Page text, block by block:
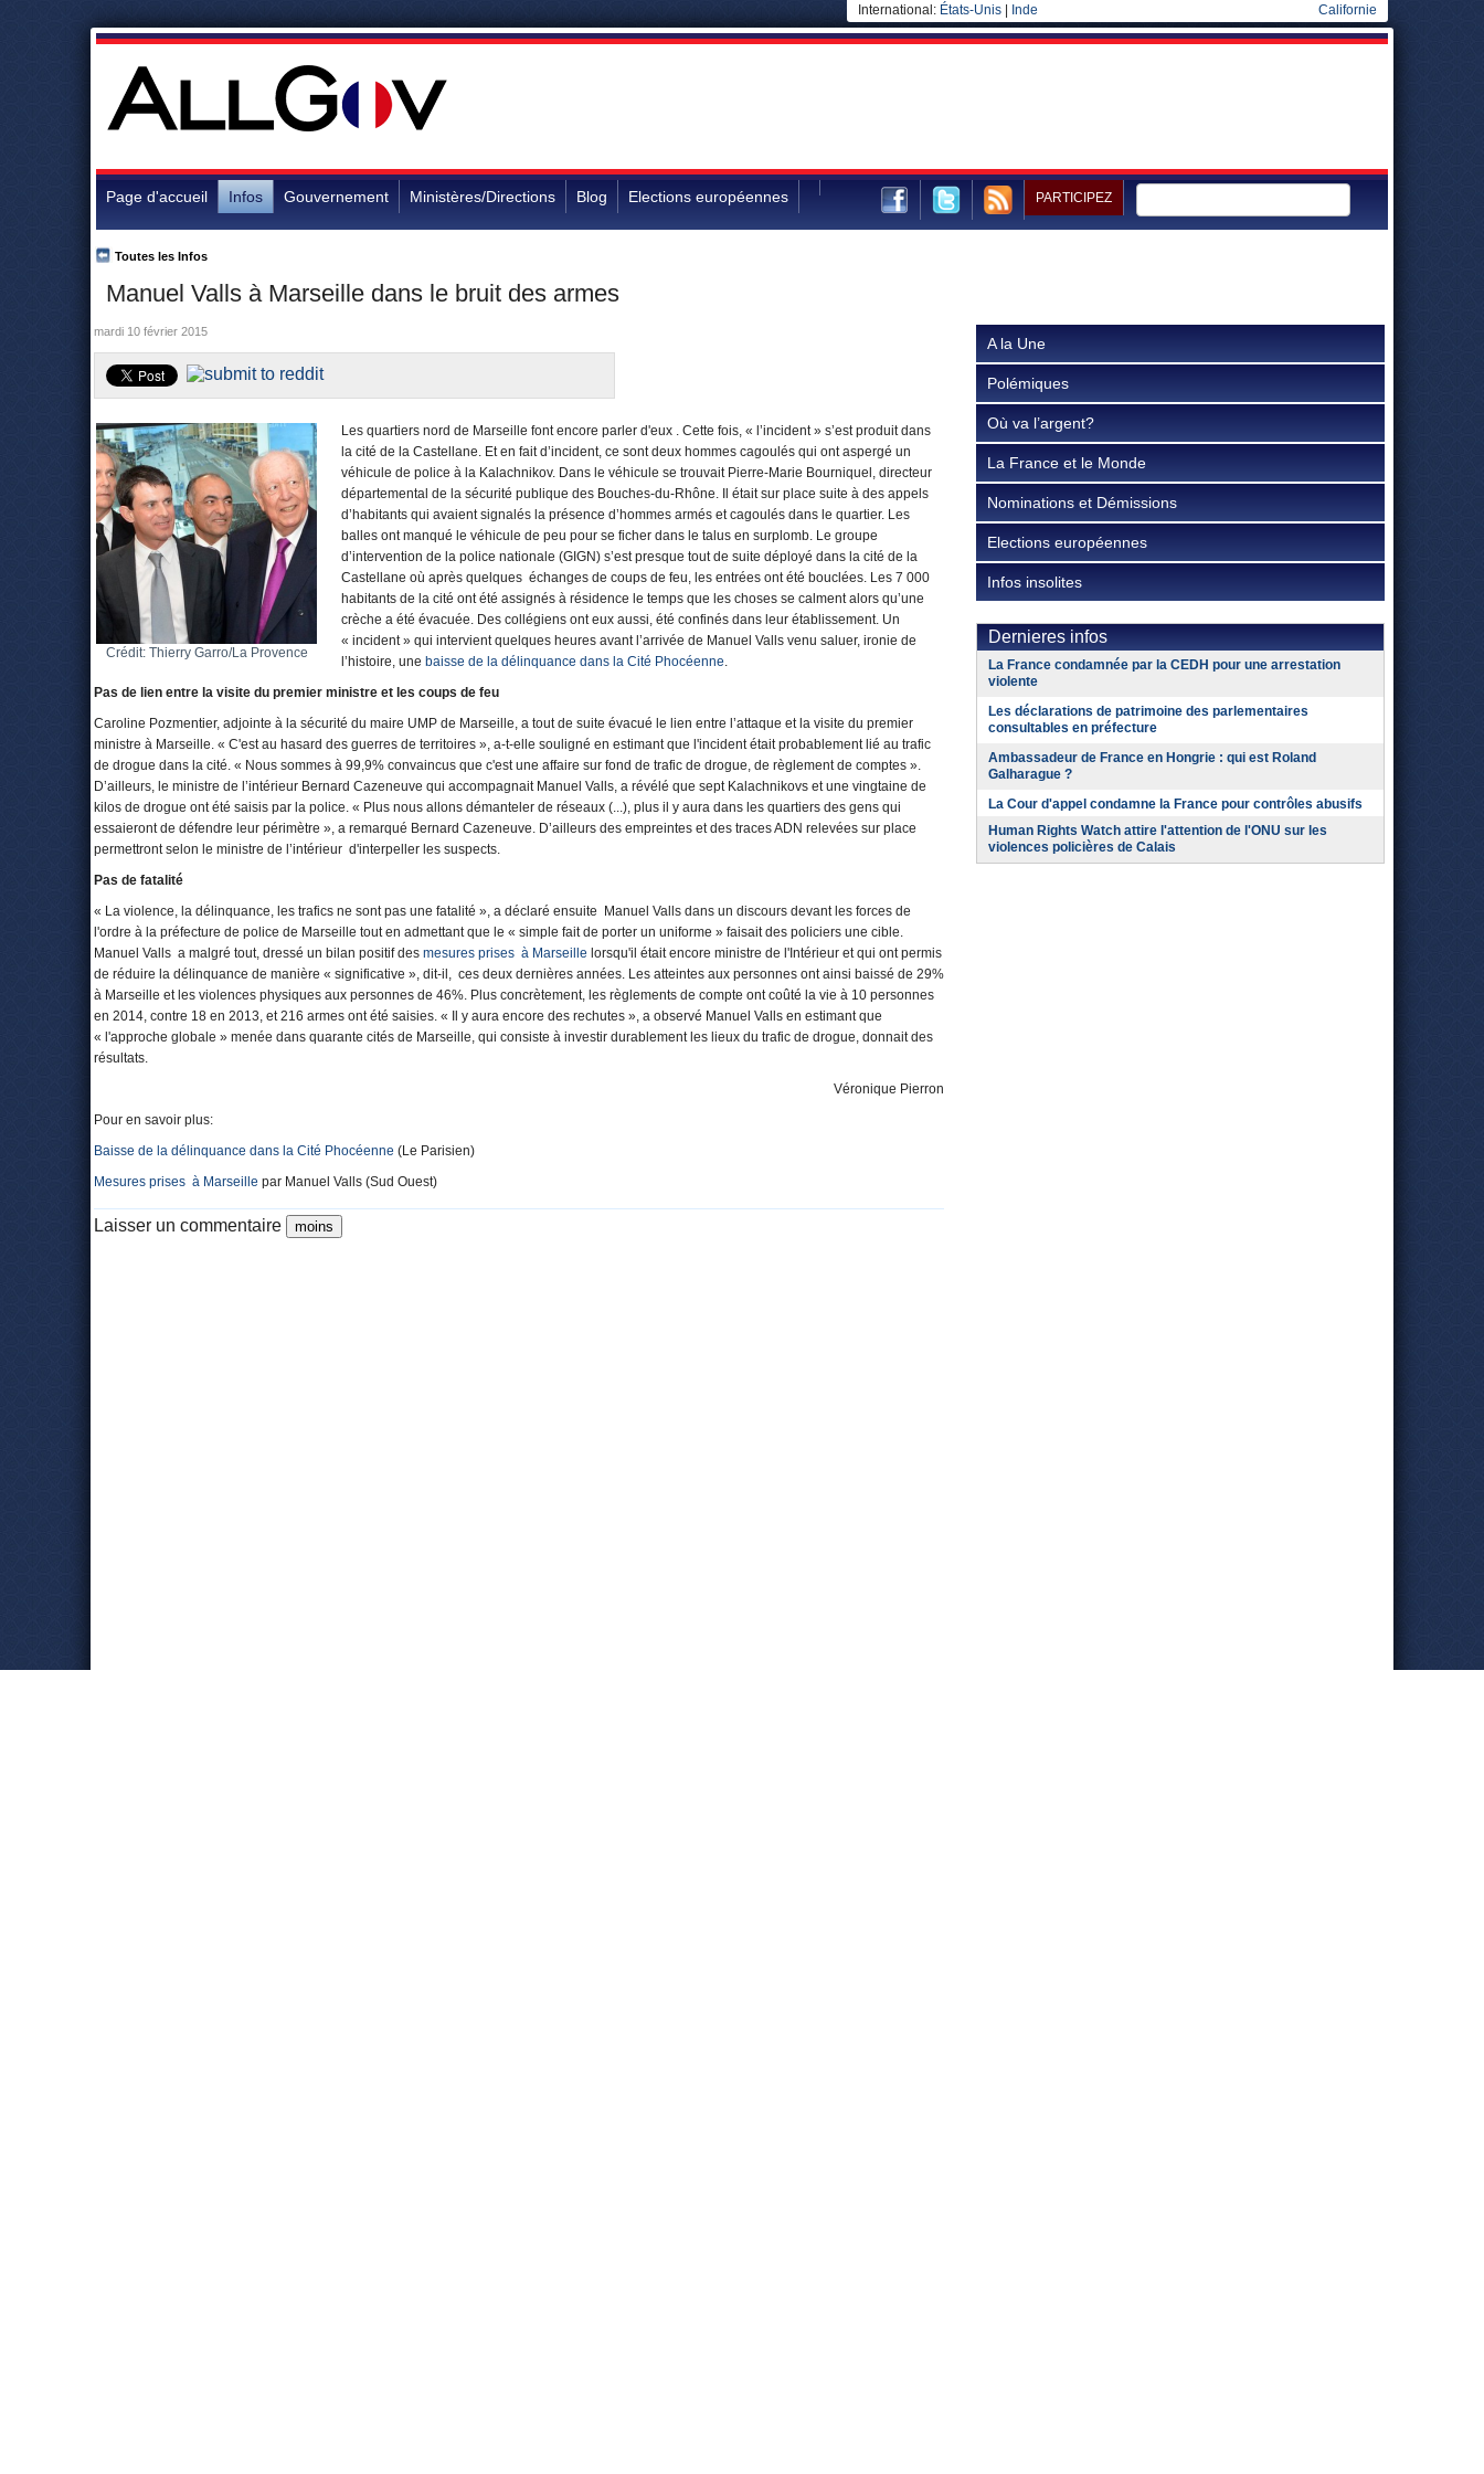
International: États-Unis Inde Californie
Page d'accueil Infos Gouvernement Ministères/Directions Blog Elections européennes PARTICIPEZ
Manuel Valls à Marseille dans le bruit des armes
Toutes les Infos
mardi 10 février 2015
Crédit: Thierry Garro/La Provence
Les quartiers nord de Marseille font encore parler d'eux . Cette fois, « l’incident » s’est produit dans
la cité de la Castellane. Et en fait d’incident, ce sont deux hommes cagoulés qui ont aspergé un
véhicule de police à la Kalachnikov. Dans le véhicule se trouvait Pierre-Marie Bourniquel, directeur
départemental de la sécurité publique des Bouches-du-Rhône. Il était sur place suite à des appels
d’habitants qui avaient signalés la présence d’hommes armés et cagoulés dans le quartier. Les
balles ont manqué le véhicule de peu pour se ficher dans le talus en surplomb. Le groupe
d’intervention de la police nationale (GIGN) s’est presque tout de suite déployé dans la cité de la
Castellane où après quelques échanges de coups de feu, les entrées ont été bouclées. Les 7 000
habitants de la cité ont été assignés à résidence le temps que les choses se calment alors qu’une
crèche a été évacuée. Des collégiens ont eux aussi, été confinés dans leur établissement. Un
« incident » qui intervient quelques heures avant l’arrivée de Manuel Valls venu saluer, ironie de
l’histoire, une baisse de la délinquance dans la Cité Phocéenne.
Pas de lien entre la visite du premier ministre et les coups de feu
Caroline Pozmentier, adjointe à la sécurité du maire UMP de Marseille, a tout de suite évacué le lien entre l’attaque et la visite du premier
ministre à Marseille. « C'est au hasard des guerres de territoires », a-t-elle souligné en estimant que l'incident était probablement lié au trafic
de drogue dans la cité. « Nous sommes à 99,9% convaincus que c'est une affaire sur fond de trafic de drogue, de règlement de comptes ».
D’ailleurs, le ministre de l’intérieur Bernard Cazeneuve qui accompagnait Manuel Valls, a révélé que sept Kalachnikovs et une vingtaine de
kilos de drogue ont été saisis par la police. « Plus nous allons démanteler de réseaux (...), plus il y aura dans les quartiers des gens qui
essaieront de défendre leur périmètre », a remarqué Bernard Cazeneuve. D’ailleurs des empreintes et des traces ADN relevées sur place
permettront selon le ministre de l’intérieur d'interpeller les suspects.
Pas de fatalité
« La violence, la délinquance, les trafics ne sont pas une fatalité », a déclaré ensuite Manuel Valls dans un discours devant les forces de
l'ordre à la préfecture de police de Marseille tout en admettant que le « simple fait de porter un uniforme » faisait des policiers une cible.
Manuel Valls a malgré tout, dressé un bilan positif des mesures prises à Marseille lorsqu'il était encore ministre de l'Intérieur et qui ont permis
de réduire la délinquance de manière « significative », dit-il, ces deux dernières années. Les atteintes aux personnes ont ainsi baissé de 29%
à Marseille et les violences physiques aux personnes de 46%. Plus concrètement, les règlements de compte ont coûté la vie à 10 personnes
en 2014, contre 18 en 2013, et 216 armes ont été saisies. « Il y aura encore des rechutes », a observé Manuel Valls en estimant que
« l'approche globale » menée dans quarante cités de Marseille, qui consiste à investir durablement les lieux du trafic de drogue, donnait des
résultats.
Véronique Pierron
Pour en savoir plus:
Baisse de la délinquance dans la Cité Phocéenne (Le Parisien)
Mesures prises à Marseille par Manuel Valls (Sud Ouest)
Laisser un commentaire
A la Une
Polémiques
Où va l’argent?
La France et le Monde
Nominations et Démissions
Elections européennes
Infos insolites
Dernieres infos
La France condamnée par la CEDH pour une arrestation
violente
Les déclarations de patrimoine des parlementaires
consultables en préfecture
Ambassadeur de France en Hongrie : qui est Roland
Galharague ?
La Cour d'appel condamne la France pour contrôles abusifs
Human Rights Watch attire l'attention de l'ONU sur les
violences policières de Calais